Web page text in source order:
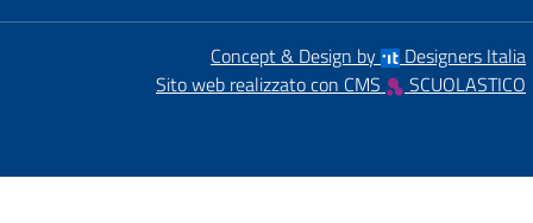
Concept & Design by
Designers Italia
Sito web realizzato con CMS
SCUOLASTICO